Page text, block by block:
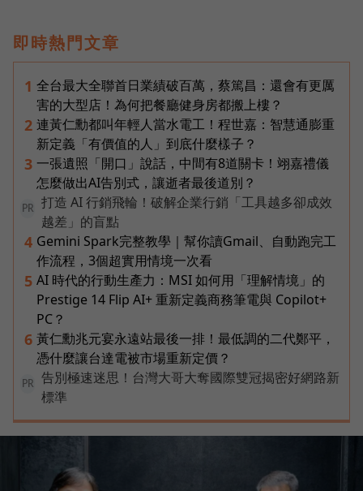
即時熱門文章
1 全台最大全聯首日業績破百萬，蔡篤昌：還會有更厲
害的大型店！為何把餐廳健身房都搬上樓？
2 連黃仁勳都叫年輕人當水電工！程世嘉：智慧通膨重
新定義「有價值的人」到底什麼樣子？
3 一張遺照「開口」說話，中間有8道關卡！翊嘉禮儀
怎麼做出AI告別式，讓逝者最後道別？
PR
打造 AI 行銷飛輪！破解企業行銷「工具越多卻成效
越差」的盲點
4 Gemini Spark完整教學｜幫你讀Gmail、自動跑完工
作流程，3個超實用情境一次看
5 AI 時代的行動生產力：MSI 如何用「理解情境」的
Prestige 14 Flip AI+ 重新定義商務筆電與 Copilot+
PC？
6 黃仁勳兆元宴永遠站最後一排！最低調的二代鄭平，
憑什麼讓台達電被市場重新定價？
PR
告別極速迷思！台灣大哥大奪國際雙冠揭密好網路新
標準